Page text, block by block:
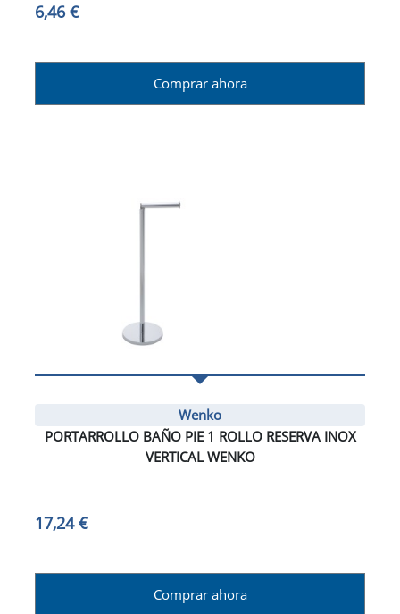
6,46 €
Comprar ahora
Wenko
PORTARROLLO BAÑO PIE 1 ROLLO RESERVA INOX
VERTICAL WENKO
17,24 €
Comprar ahora